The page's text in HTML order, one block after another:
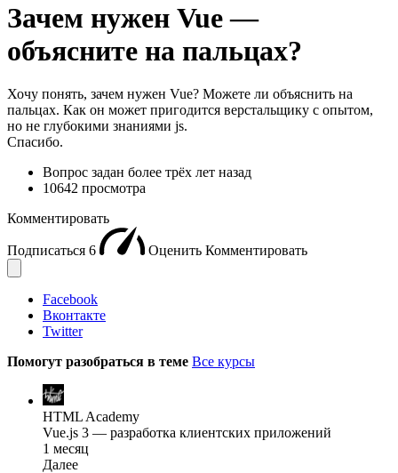
Зачем нужен Vue —
объясните на пальцах?
Хочу понять, зачем нужен Vue? Можете ли объяснить на
пальцах. Как он может пригодится верстальщику с опытом,
но не глубокими знаниями js.
Спасибо.
Вопрос задан более трёх лет назад
10642 просмотра
Комментировать
Подписаться 6 Оценить Комментировать
Facebook
Вконтакте
Twitter
Помогут разобраться в теме Все курсы
HTML Academy
Vue.js 3 — разработка клиентских приложений
1 месяц
Далее